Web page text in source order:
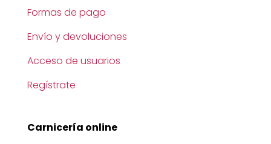
Formas de pago
Envío y devoluciones
Acceso de usuarios
Regístrate
Carnicería online